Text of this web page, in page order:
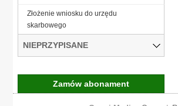
Złożenie wniosku do urzędu
skarbowego
NIEPRZYPISANE
Zamów abonament